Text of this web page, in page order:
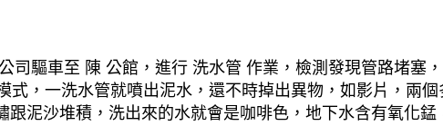
司驅車至 陳 公館，進行 洗水管 作業，檢測發現管路堵塞
式，一洗水管就噴出泥水，還不時掉出異物，如影片，兩
跟泥沙堆積，洗出來的水就會是咖啡色，地下水含有氧化